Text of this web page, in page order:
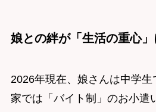
娘との絆が「生活の重心
2026年現在、娘さんは中学生
家では「バイト制」のお小遣